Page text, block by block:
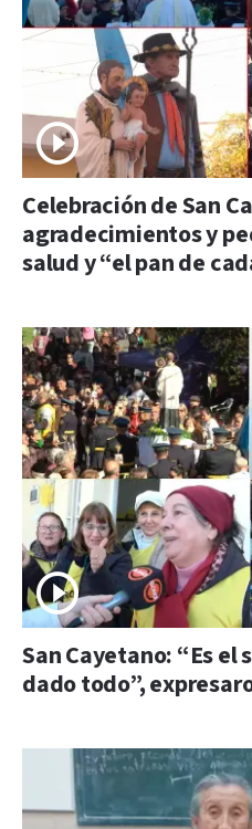
Celebración de San
agradecimientos y
salud y “el pan de
San Cayetano: “Es el
dado todo”,